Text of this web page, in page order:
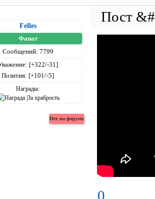
Felles
Фанат
Сообщений: 7799
[+322/-31]
Позитив: [+101/-5]
Награды:
0